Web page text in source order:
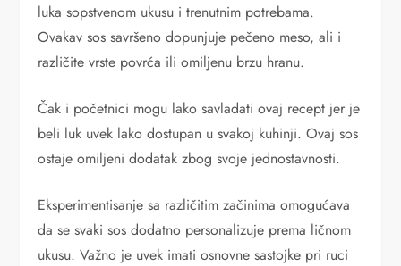
luka sopstvenom ukusu i trenutnim potrebama.
Ovakav sos savršeno dopunjuje pečeno meso, ali i
različite vrste povrća ili omiljenu brzu hranu.
Čak i početnici mogu lako savladati ovaj recept jer je
beli luk uvek lako dostupan u svakoj kuhinji. Ovaj sos
ostaje omiljeni dodatak zbog svoje jednostavnosti.
Eksperimentisanje sa različitim začinima omogućava
da se svaki sos dodatno personalizuje prema ličnom
ukusu. Važno je uvek imati osnovne sastojke pri ruci